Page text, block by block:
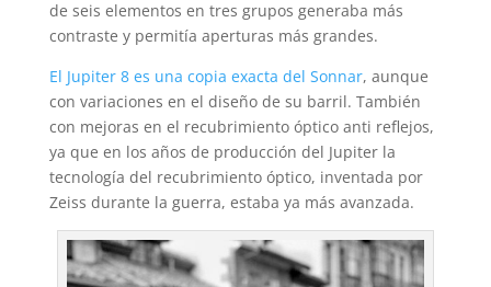
de seis elementos en tres grupos generaba más
contraste y permitía aperturas más grandes.
El Jupiter 8 es una copia exacta del Sonnar, aunque
con variaciones en el diseño de su barril. También
con mejoras en el recubrimiento óptico anti reflejos,
ya que en los años de producción del Jupiter la
tecnología del recubrimiento óptico, inventada por
Zeiss durante la guerra, estaba ya más avanzada.